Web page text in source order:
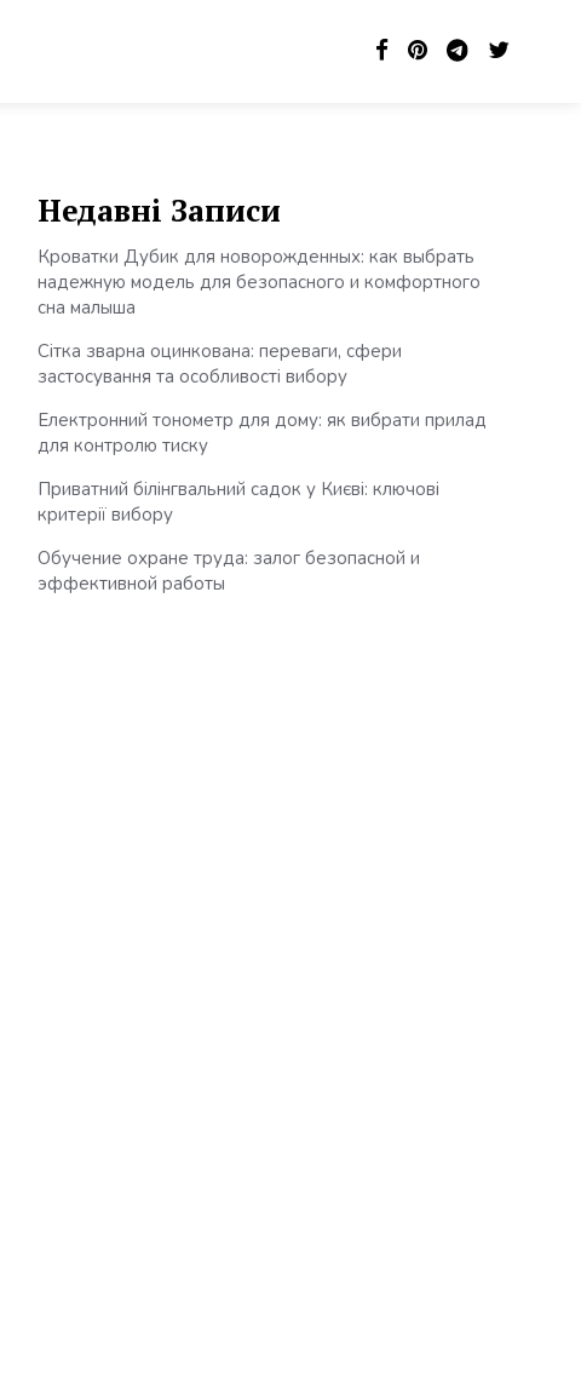
Недавні Записи
Кроватки Дубик для новорожденных: как выбрать
надежную модель для безопасного и комфортного
сна малыша
Сітка зварна оцинкована: переваги, сфери
застосування та особливості вибору
Електронний тонометр для дому: як вибрати прилад
для контролю тиску
Приватний білінгвальний садок у Києві: ключові
критерії вибору
Обучение охране труда: залог безопасной и
эффективной работы